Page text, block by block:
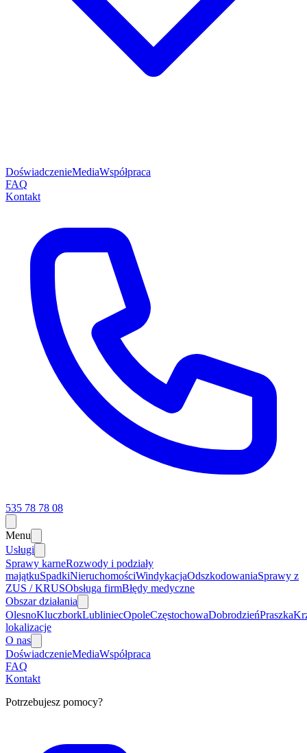
DoświadczenieMediaWspółpraca
FAQ
Kontakt
535 78 78 08
Menu
Usługi
Sprawy karneRozwody i podziały
majątkuSpadkiNieruchomościWindykacjaOdszkodowaniaSprawy z
ZUS / KRUSObsługa firmBłędy medyczne
Obszar działania
OlesnoKluczborkLubliniecOpoleCzęstochowaDobrodzieńPraszka
lokalizacje
O nas
DoświadczenieMediaWspółpraca
FAQ
Kontakt
Potrzebujesz pomocy?